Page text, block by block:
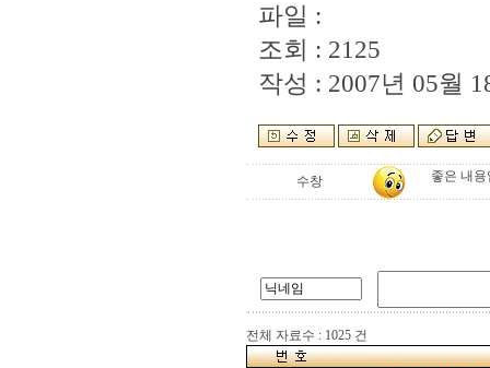
파일 :
조회 : 2125
작성 : 2007년 05월
수창 좋은 내
전체 자료수 : 1025 건